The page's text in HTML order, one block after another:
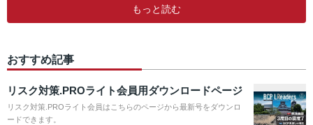
もっと読む
おすすめ記事
リスク対策.PROライト会員用ダウンロードページ
リスク対策.PROライト会員はこちらのページから最新号をダウンロ
ードできます。